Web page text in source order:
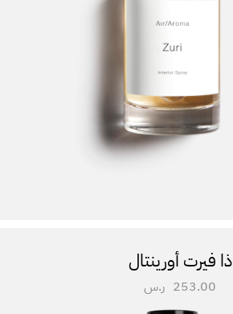
ذا فيرت أورينتال
253.00 ر.س